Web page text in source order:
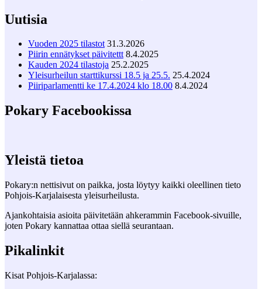
Uutisia
Vuoden 2025 tilastot 31.3.2026
Piirin ennätykset päivitettt 8.4.2025
Kauden 2024 tilastoja 25.2.2025
Yleisurheilun starttikurssi 18.5 ja 25.5. 25.4.2024
Piiriparlamentti ke 17.4.2024 klo 18.00 8.4.2024
Pokary Facebookissa
Yleistä tietoa
Pokary:n nettisivut on paikka, josta löytyy kaikki oleellinen tieto
Pohjois-Karjalaisesta yleisurheilusta.
Ajankohtaisia asioita päivitetään ahkerammin Facebook-sivuille,
joten Pokary kannattaa ottaa siellä seurantaan.
Pikalinkit
Kisat Pohjois-Karjalassa: